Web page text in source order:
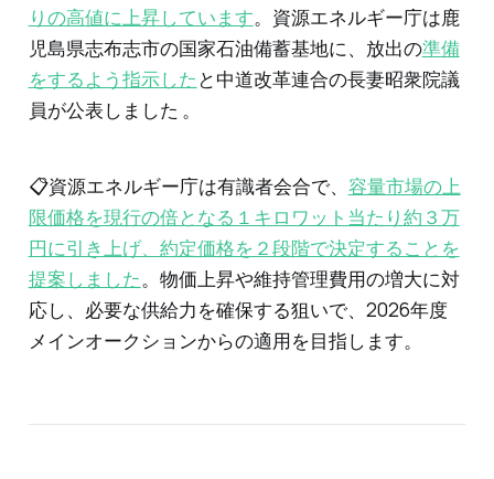
りの高値に上昇しています。資源エネルギー庁は鹿
児島県志布志市の国家石油備蓄基地に、放出の準備
をするよう指示した と中道改革連​合の長妻昭衆院議
員が公表しました 。
📋️資源エネルギー庁は有識者会合で、 容量市場の上
限価格を現行の倍となる１キロワット当たり約３万
円に引き上げ、約定価格を２段階で決定することを
提案しました。物価上昇や維持管理費用の増大に対
応し、必要な供給力を確保する狙いで、2026年度
メインオークションからの適用を目指します。